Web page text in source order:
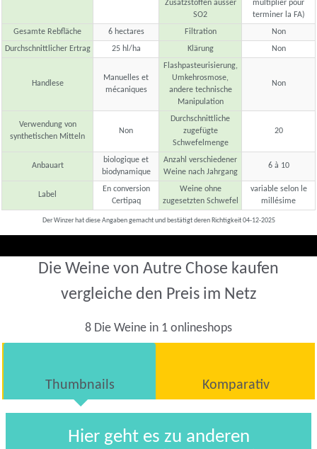
Zusatzstoffen ausser
SO2
multiplier pour
terminer la FA)
Gesamte Rebfläche
6 hectares Filtration
Non
Durchschnittlicher Ertrag
25 hl/ha Klärung Non
Handlese
Manuelles et
mécaniques
Flashpasteurisierung,
Umkehrosmose,
andere technische
Manipulation
Non
Verwendung von
synthetischen Mitteln
Non
Durchschnittliche
zugefügte
Schwefelmenge
20
Anbauart
biologique et
biodynamique
Anzahl verschiedener
Weine nach Jahrgang
6 à 10
Label
En conversion
Certipaq
Weine ohne
zugesetzten Schwefel
variable selon le
millésime
Der Winzer hat diese Angaben gemacht und bestätigt deren Richtigkeit 04-12-2025
Die Weine von Autre Chose kaufen
vergleiche den Preis im Netz
8 Die Weine in 1 onlineshops
Thumbnails Komparativ
Hier geht es zu anderen